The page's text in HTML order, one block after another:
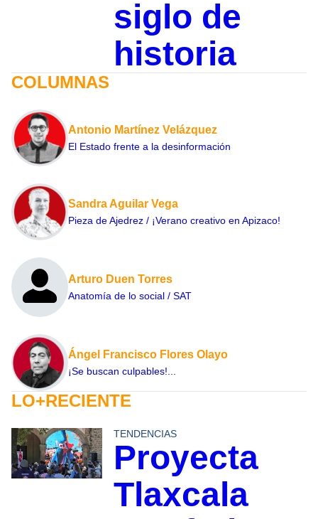
siglo de
historia
COLUMNAS
Antonio Martínez Velázquez
El Estado frente a la desinformación
Sandra Aguilar Vega
Pieza de Ajedrez / ¡Verano creativo en Apizaco!
Arturo Duen Torres
Anatomía de lo social / SAT
Ángel Francisco Flores Olayo
¡Se buscan culpables!...
LO+RECIENTE
TENDENCIAS
Proyecta
Tlaxcala